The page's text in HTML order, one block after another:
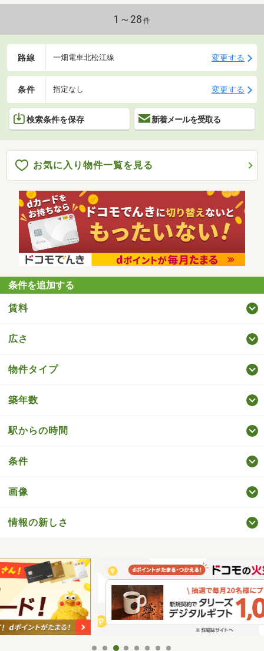
1～28 件
路線 一畑電車北松江線 変更する
条件 指定なし 変更する
検索条件を保存 新着メールを受取る
お気に入り物件一覧を見る
条件を追加する
賃料
広さ
物件タイプ
築年数
駅からの時間
条件
画像
情報の新しさ